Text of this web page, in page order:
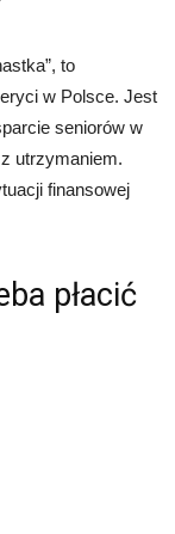
to
w Polsce. Jest
seniorów w
utrzymaniem.
finansowej
płacić